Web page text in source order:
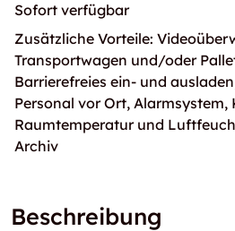
Sofort verfügbar
Zusätzliche Vorteile:
Transportwagen und/oder
Barrierefreies ein- und
Personal vor Ort, Alarmsystem,
Raumtemperatur und
Archiv
Beschreibung